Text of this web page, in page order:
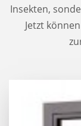
Insekten,
Jetzt